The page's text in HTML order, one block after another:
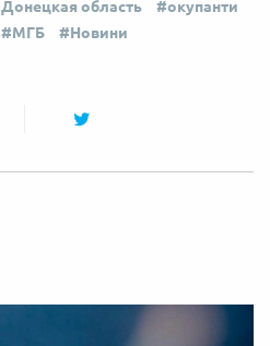
Донецкая область
окупанти
МГБ Новини